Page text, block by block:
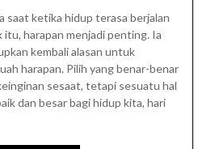
saat ketika hidup terasa berjalan
itu, harapan menjadi penting. Ia
kembali alasan untuk
harapan. Pilih yang benar-benar
sesaat, tetapi sesuatu hal
dan besar bagi hidup kita, hari